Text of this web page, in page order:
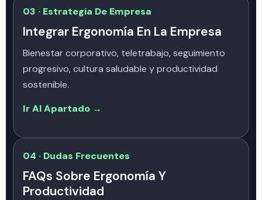
03 · Estrategia De Empresa
Integrar Ergonomía En La Empresa
Bienestar corporativo, teletrabajo, seguimiento
progresivo, cultura saludable y productividad
sostenible.
Ir Al Apartado →
04 · Dudas Frecuentes
FAQs Sobre Ergonomía Y
Productividad